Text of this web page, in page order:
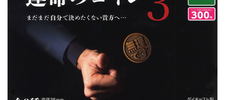
入荷スケジュールをチェック
カプセルトイマシン本体
カプセルトイ
販促用空カプセル